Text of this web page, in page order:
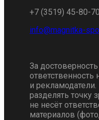
+7 (3519) 45-80-70
За
ответственность
и
разделять точку
не несёт
материалов